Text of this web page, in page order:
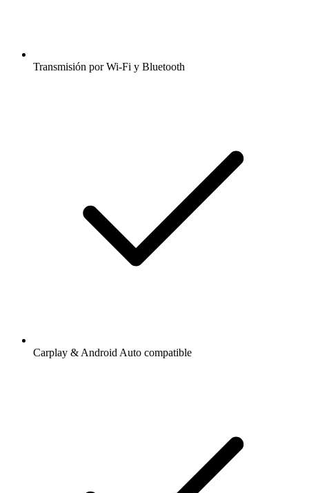
Transmisión por Wi-Fi y Bluetooth
Carplay & Android Auto compatible